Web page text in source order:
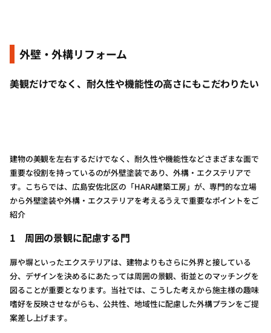
外壁・外構リフォーム
美観だけでなく、耐久性や機能性の高さにもこだわりたい
建物の美観を左右するだけでなく、耐久性や機能性などさまざまな面で
重要な役割を持っているのが外壁塗装であり、外構・エクステリアで
す。こちらでは、広島安佐北区の「HARA建築工房」が、専門的な立場
から外壁塗装や外構・エクステリアを考えるうえで重要なポイントをご
紹介
1 周囲の景観に配慮する門
扉や塀といったエクステリアは、建物よりもさらに外界と接している
分、デザインを決めるにあたっては周囲の景観、街並とのマッチングを
図ることが重要となります。当社では、こうした考えから施主様の趣味
嗜好を反映させながらも、公共性、地域性に配慮した外構プランをご提
案差し上げます。